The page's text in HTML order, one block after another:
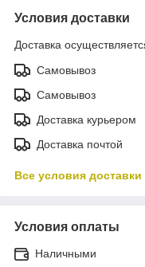
Условия доставки
Доставка
Самовывоз
Самовывоз
Доставка курьером
Доставка почтой
Все условия доставки
Условия оплаты
Наличными